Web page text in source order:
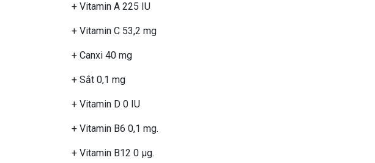
+ Vitamin A 225 IU
+ Vitamin C 53,2 mg
+ Canxi 40 mg
+ Sắt 0,1 mg
+ Vitamin D 0 IU
+ Vitamin B6 0,1 mg.
+ Vitamin B12 0 µg.